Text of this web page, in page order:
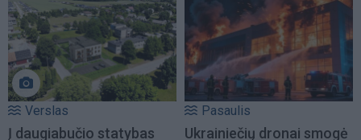
Verslas
Į daugiabučio statybas
Pasaulis
Ukrainiečių dronai smogė